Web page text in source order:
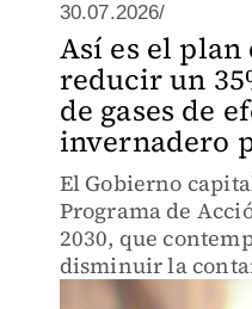
30.07.2026/
Así es el
reducir un
de gases de
invernadero
El Gobierno
Programa de
2030, que
disminuir la
frente al cambio